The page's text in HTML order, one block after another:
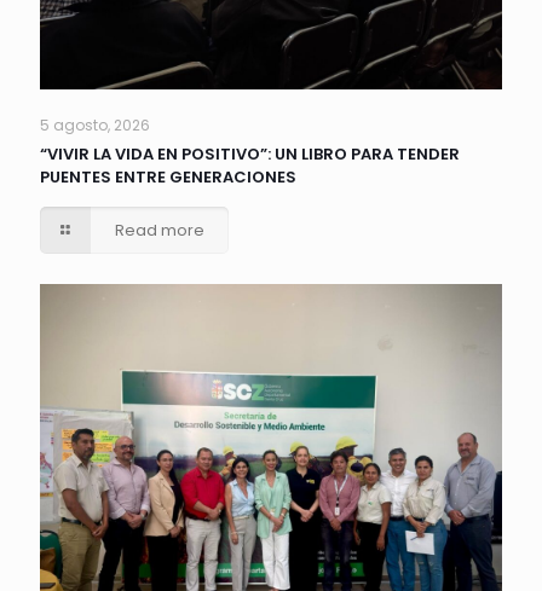
5 agosto, 2026
“VIVIR LA VIDA EN POSITIVO”: UN LIBRO PARA TENDER
PUENTES ENTRE GENERACIONES
Read more